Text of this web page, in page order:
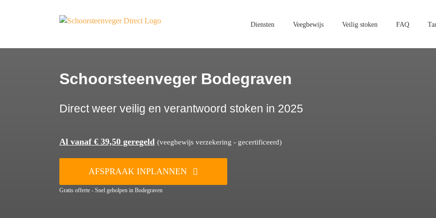
Diensten Veegbewijs Veilig stoken FAQ
Schoorsteenveger Bodegraven
Direct weer veilig en verantwoord stoken in 2025
Al vanaf € 39,50 geregeld (veegbewijs verzekering - gecertificeerd)
AFSPRAAK INPLANNEN
Gratis offerte - Snel geholpen in Bodegraven